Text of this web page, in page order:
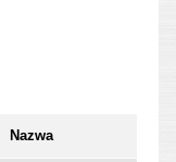
Nazwa